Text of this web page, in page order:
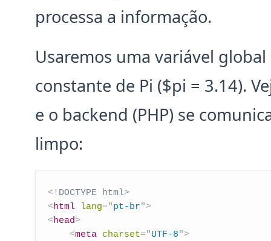
processa a informação.
Usaremos uma variável
constante de Pi ($pi = 3.14).
e o backend (PHP) se
limpo:
<! DOCTYPE html>
<html lang="pt-br">
<head>
<meta charset="UTF-8">